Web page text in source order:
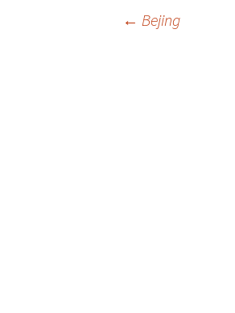
Navigazione
← Bejing